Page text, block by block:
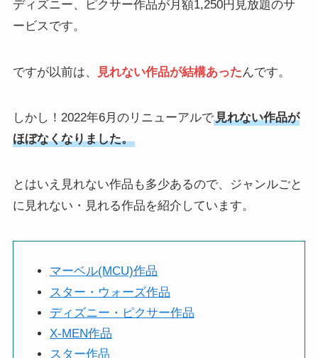
ディズニー、ピクサー作品が月額1,250円見放題のサ
ービスです。
ですが以前は、 見れない作品が結構あったんです。
しかし！2022年6月のリニューアルで見れない作品が
ほぼなくなりました。
とはいえ見れない作品も多少あるので、ジャンルごと
に見れない・見れる作品を紹介しています。
マーベル(MCU)作品
スター・ウォーズ作品
ディズニー・ピクサー作品
X-MEN作品
スター作品